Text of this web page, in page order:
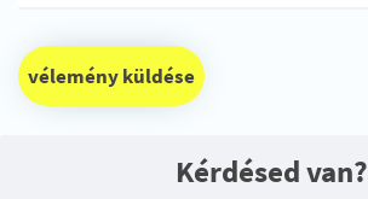
vélemény küldése
Kérdésed van?